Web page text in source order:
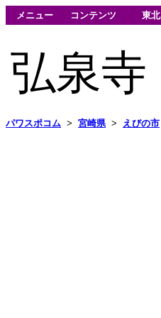
メニュー コンテンツ 東北
弘泉寺
パワスポコム > 宮崎県> えびの市